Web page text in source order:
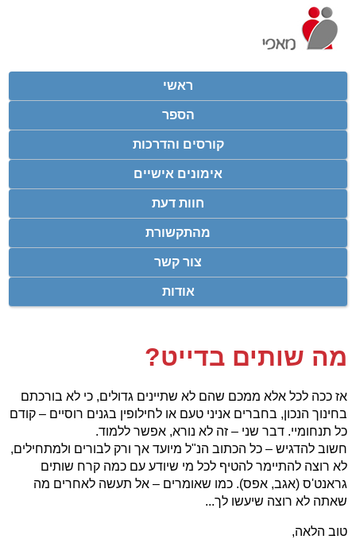
ראשי
הספר
קורסים והדרכות
אימונים אישיים
חוות דעת
מהתקשורת
צור קשר
אודות
מה שותים בדייט?
אז ככה לכל אלא ממכם שהם לא שתיינים גדולים, כי לא בורכתם
בחינוך הנכון, בחברים אניני טעם או לחילופין בגנים רוסיים – קודם
כל תנחומיי. דבר שני – זה לא נורא, אפשר ללמוד.
חשוב להדגיש – כל הכתוב הנ"ל מיועד אך ורק לבורים ולמתחילים,
לא רוצה להתיימר להטיף לכל מי שיודע עם כמה קרח שותים
גראנט'ס (אגב, אפס). כמו שאומרים – אל תעשה לאחרים מה
שאתה לא רוצה שיעשו לך...
טוב הלאה,